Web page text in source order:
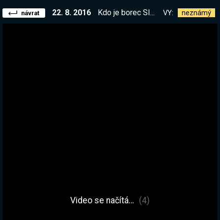
návrat 22. 8. 2016 Kdo je borec SIMISEK? Neskutečná bytost, spolu dosáhnem velkých výšek, a teď streamovat dost! VY: neznámý
Video se načítá… (4)